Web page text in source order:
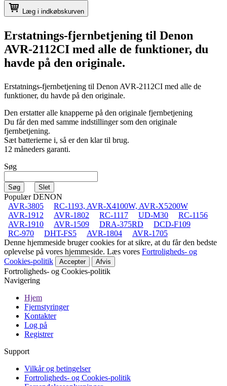
Læg i indkøbskurven
Erstatnings-fjernbetjening til Denon
AVR-2112CI med alle de funktioner, du
havde på den originale.
Erstatnings-fjernbetjening til Denon AVR-2112CI med alle de
funktioner, du havde på den originale.
Den erstatter alle knapperne på den originale fjernbetjening
Du får den med samme indstillinger som den originale
fjernbetjening.
Sæt batterierne i, så er den klar til brug.
12 måneders garanti.
Søg
Populær DENON
AVR-3805
RC-1193, AVR-X4100W, AVR-X5200W
AVR-1912
AVR-1802 RC-1117 UD-M30
RC-1156
AVR-1910
AVR-1509 DRA-375RD
DCD-F109
RC-970
DHT-FS5 AVR-1804
AVR-1705
Denne hjemmeside bruger cookies for at sikre, at du får den bedste
oplevelse på vores hjemmeside. Læs vores Fortroligheds- og
Cookies-politik
Accepter Afvis
Fortroligheds- og Cookies-politik
Navigering
Hjem
Fjernstyringer
Kontakter
Log på
Registrer
Support
Vilkår og betingelser
Fortroligheds- og Cookies-politik